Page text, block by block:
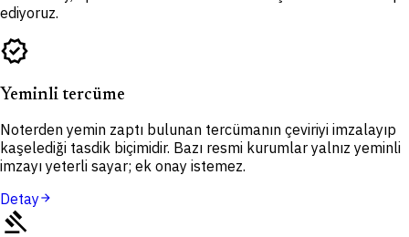
ediyoruz.
verified
Yeminli tercüme
Noterden yemin zaptı bulunan tercümanın çeviriyi imzalayıp
kaşelediği tasdik biçimidir. Bazı resmi kurumlar yalnız yeminli
imzayı yeterli sayar; ek onay istemez.
Detayarrow_forward
gavel